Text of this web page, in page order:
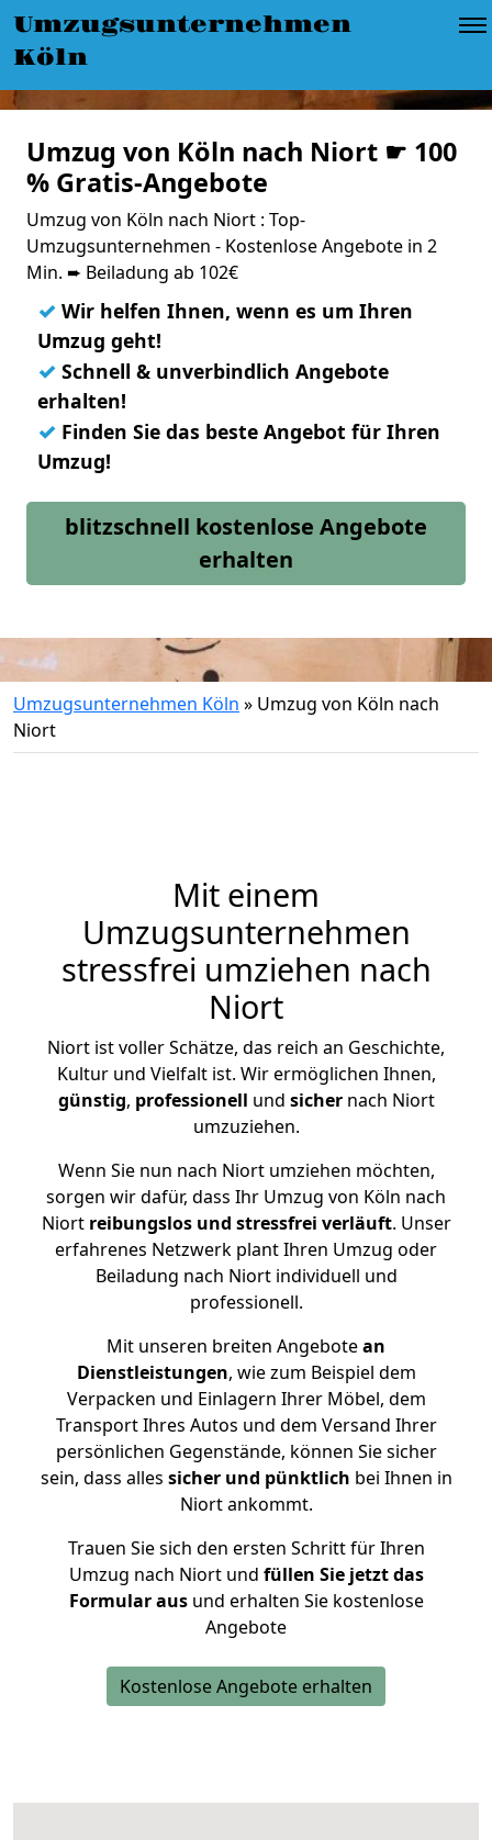
Umzugsunternehmen
Köln
Umzug von Köln nach Niort ☛ 100
% Gratis-Angebote
Umzug von Köln nach Niort : Top-
Umzugsunternehmen - Kostenlose Angebote in 2
Min. ➨ Beiladung ab 102€
✓ Wir helfen Ihnen, wenn es um Ihren
Umzug geht!
✓ Schnell & unverbindlich Angebote
erhalten!
✓ Finden Sie das beste Angebot für Ihren
Umzug!
blitzschnell kostenlose Angebote
erhalten
Umzugsunternehmen Köln » Umzug von Köln nach
Niort
Mit einem
Umzugsunternehmen
stressfrei umziehen nach
Niort
Niort ist voller Schätze, das reich an Geschichte,
Kultur und Vielfalt ist. Wir ermöglichen Ihnen,
günstig, professionell und sichernach Niort
umzuziehen.
Wenn Sie nun nach Niort umziehen möchten,
sorgen wir dafür, dass Ihr Umzug von Köln nach
Niort reibungslos und stressfrei verläuft. Unser
erfahrenes Netzwerk plant Ihren Umzug oder
Beiladung nach Niort individuell und
professionell.
Mit unseren breiten Angebotean
Dienstleistungen, wie zum Beispiel dem
Verpacken und Einlagern Ihrer Möbel, dem
Transport Ihres Autos und dem Versand Ihrer
persönlichen Gegenstände, können Sie sicher
sein, dass alles sicher und pünktlich bei Ihnen in
Niort ankommt.
Trauen Sie sich den ersten Schritt für Ihren
Umzug nach Niort und füllen Sie jetzt das
Formular ausund erhalten Sie kostenlose
Angebote
Kostenlose Angebote erhalten